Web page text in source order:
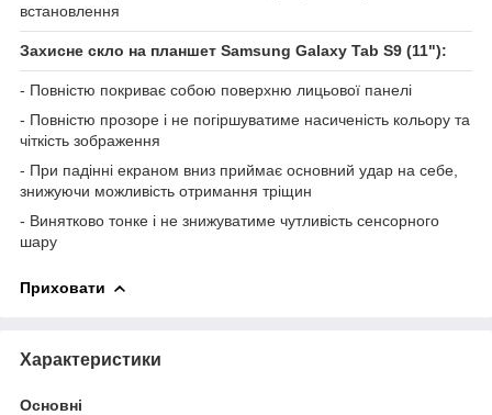
встановлення
Захисне скло на планшет Samsung Galaxy Tab S9 (11"):
- Повністю покриває собою поверхню лицьової панелі
- Повністю прозоре і не погіршуватиме насиченість кольору та
чіткість зображення
- При падінні екраном вниз приймає основний удар на себе,
знижуючи можливість отримання тріщин
- Винятково тонке і не знижуватиме чутливість сенсорного
шару
Приховати
Характеристики
Основні